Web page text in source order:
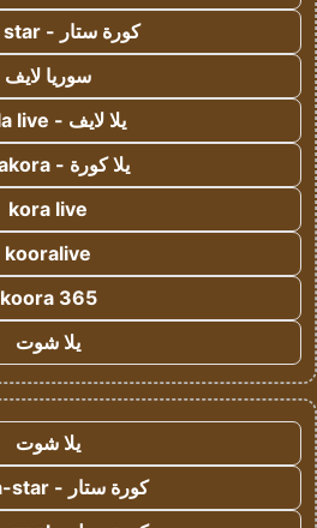
كورة ستار - kora star
سوريا لايف
يلا لايف - yalla live
يلا كورة - yallakora
kora live
kooralive
koora 365
يلا شوت
يلا شوت
كورة ستار - koora-star